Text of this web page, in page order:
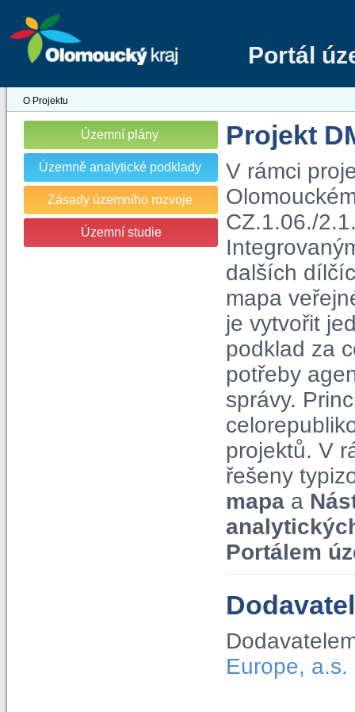
Portál
O Projektu
Územní plány
Územně analytické podklady
Zásady územního rozvoje
Územní studie
Projekt
V rámci
CZ.1.06./
dalších
mapa
je vytvořit
podklad za
potřeby
správy.
projektů. V
řešeny
mapa a
Portálem
Europe, a.s.